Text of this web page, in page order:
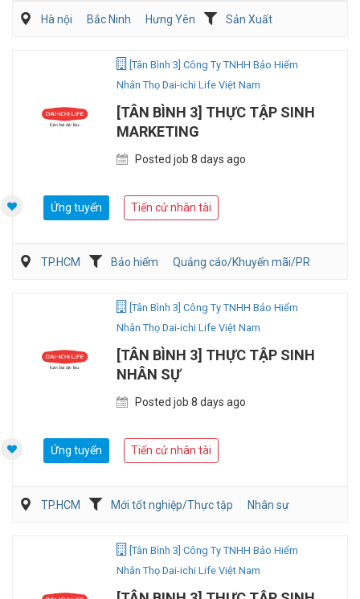
Hà nội Bắc Ninh Hưng Yên
Sản Xuất
[Tân Bình 3] Công Ty TNHH Bảo Hiểm
Nhân Thọ Dai-ichi Life Việt Nam
[TÂN BÌNH 3] THỰC TẬP SINH
MARKETING
Posted job 8 days ago
Ứng tuyển Tiến cử nhân tài
TP.HCM Bảo hiểm Quảng cáo/Khuyến mãi/PR
[Tân Bình 3] Công Ty TNHH Bảo Hiểm
Nhân Thọ Dai-ichi Life Việt Nam
[TÂN BÌNH 3] THỰC TẬP SINH
NHÂN SỰ
Posted job 8 days ago
Ứng tuyển Tiến cử nhân tài
TP.HCM Mới tốt nghiệp/Thực tập Nhân sự
[Tân Bình 3] Công Ty TNHH Bảo Hiểm
Nhân Thọ Dai-ichi Life Việt Nam